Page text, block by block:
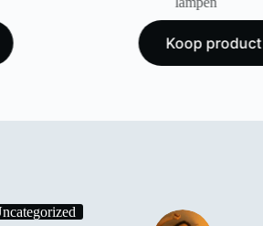
Koop product